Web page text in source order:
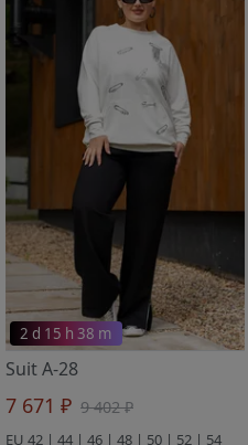
2 d 15 h 38 m
Suit A-28
7 671 ₽ 9 402 ₽
EU 42 | 44 | 46 | 48 | 50 | 52 | 54